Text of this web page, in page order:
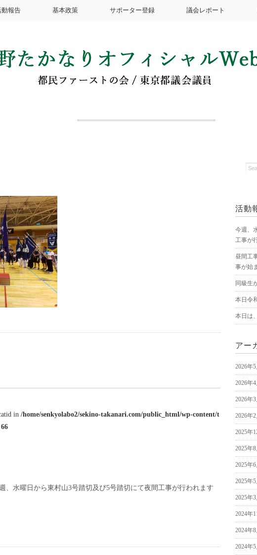
動報告 基本政策 サポーター登録 議会レポート
in /home/senkyolabo2/sekino-takanari.com/public_html/wp-content/t
66
、水曜日から東村山3号踏切及び5号踏切にて夜間工事が行われます
活動
今週、
工事が
昼間工
事が始
同級生
本日令
本日は
アー
2026年5
2026年4
2026年3
2026年2
2025年
2025年8
2025年6
2025年5
2025年3
2024年
2024年8
2024年5